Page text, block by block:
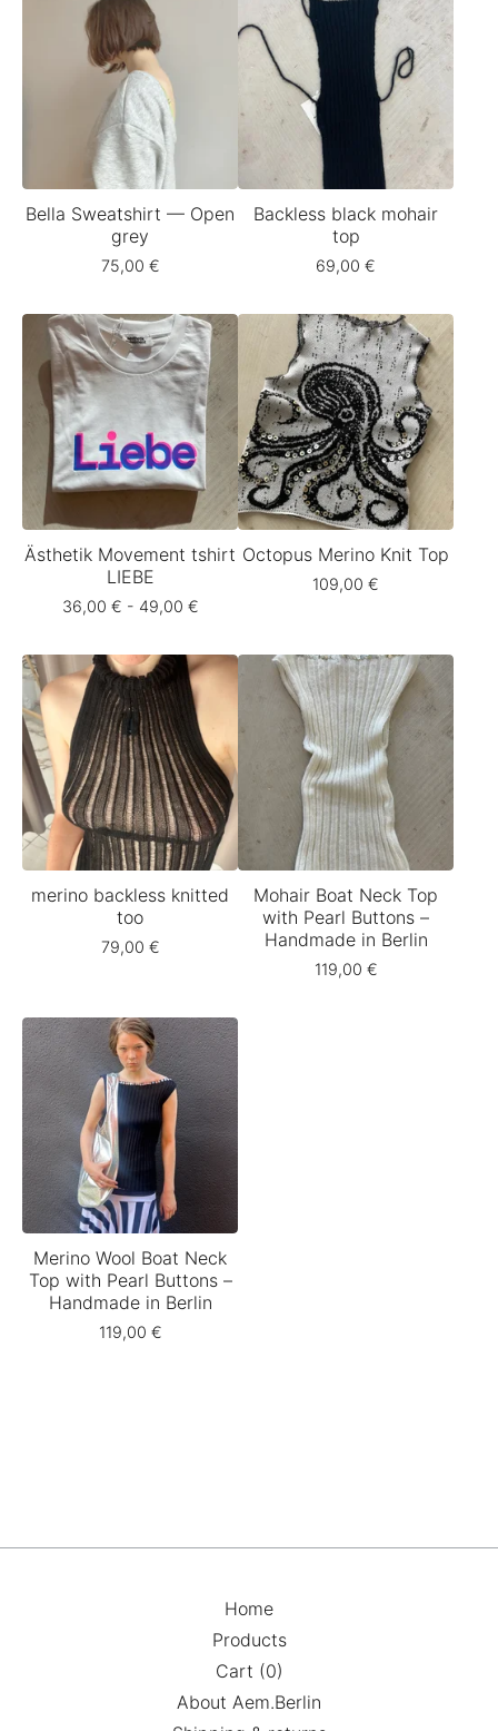
Bella Sweatshirt — Open
grey
75,00 €
Backless black mohair
top
69,00 €
Ästhetik Movement tshirt
LIEBE
36,00 € - 49,00 €
Octopus Merino Knit Top
109,00 €
merino backless knitted
too
79,00 €
Mohair Boat Neck Top
with Pearl Buttons –
Handmade in Berlin
119,00 €
Merino Wool Boat Neck
Top with Pearl Buttons –
Handmade in Berlin
119,00 €
Home
Products
Cart (0)
About Aem.Berlin